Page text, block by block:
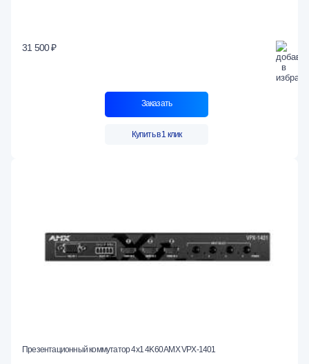
31 500 ₽
Заказать
Купить в 1 клик
Презентационный коммутатор 4x1 4K60 AMX VPX-1401